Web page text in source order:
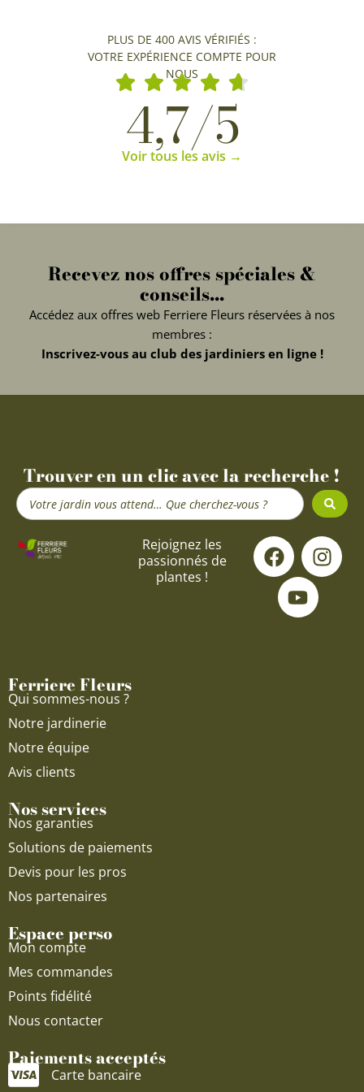
PLUS DE 400 AVIS VÉRIFIÉS :
VOTRE EXPÉRIENCE COMPTE POUR
NOUS
4,7/5
Voir tous les avis →
Recevez nos offres spéciales &
conseils...
Accédez aux offres web Ferriere Fleurs réservées à nos
membres :
Inscrivez-vous au club des jardiniers en ligne !
Trouver en un clic avec la recherche !
Search
...
Rejoignez les
passionnés de
plantes !
F
a
c
e
I
n
s
Y
o
u
t
u
Ferriere Fleurs
Qui sommes-nous ?
Notre jardinerie
Notre équipe
Avis clients
Nos services
Nos garanties
Solutions de paiements
Devis pour les pros
Nos partenaires
Espace perso
Mon compte
Mes commandes
Points fidélité
Nous contacter
Paiements acceptés
Carte bancaire